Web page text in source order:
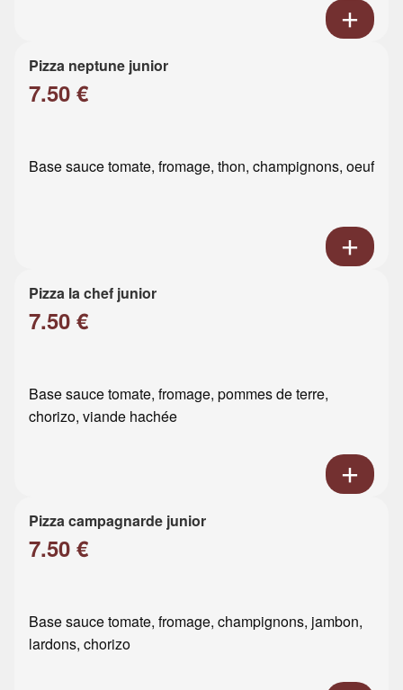
Pizza neptune junior
7.50 €
Base sauce tomate, fromage, thon, champignons, oeuf
Pizza la chef junior
7.50 €
Base sauce tomate, fromage, pommes de terre,
chorizo, viande hachée
Pizza campagnarde junior
7.50 €
Base sauce tomate, fromage, champignons, jambon,
lardons, chorizo